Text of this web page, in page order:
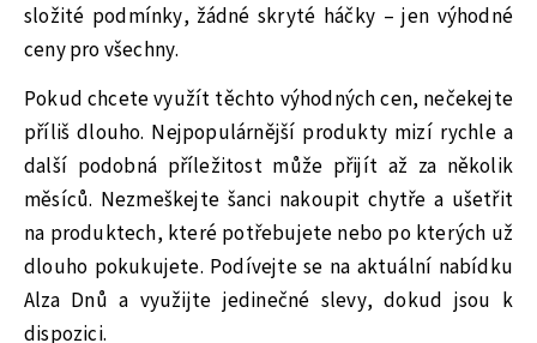
složité podmínky, žádné skryté háčky – jen výhodné
ceny pro všechny.
Pokud chcete využít těchto výhodných cen, nečekejte
příliš dlouho. Nejpopulárnější produkty mizí rychle a
další podobná příležitost může přijít až za několik
měsíců. Nezmeškejte šanci nakoupit chytře a ušetřit
na produktech, které potřebujete nebo po kterých už
dlouho pokukujete. Podívejte se na aktuální nabídku
Alza Dnů a využijte jedinečné slevy, dokud jsou k
dispozici.